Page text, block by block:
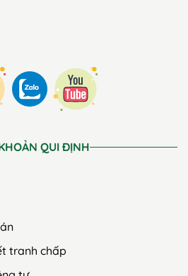
QUI ĐỊNH
tranh chấp